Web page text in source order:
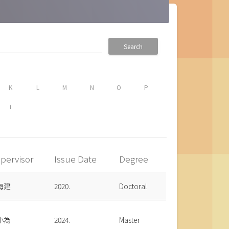
Search
K L M N O P
i
Issue Date Degree
建 2020. Doctoral
為 2024. Master